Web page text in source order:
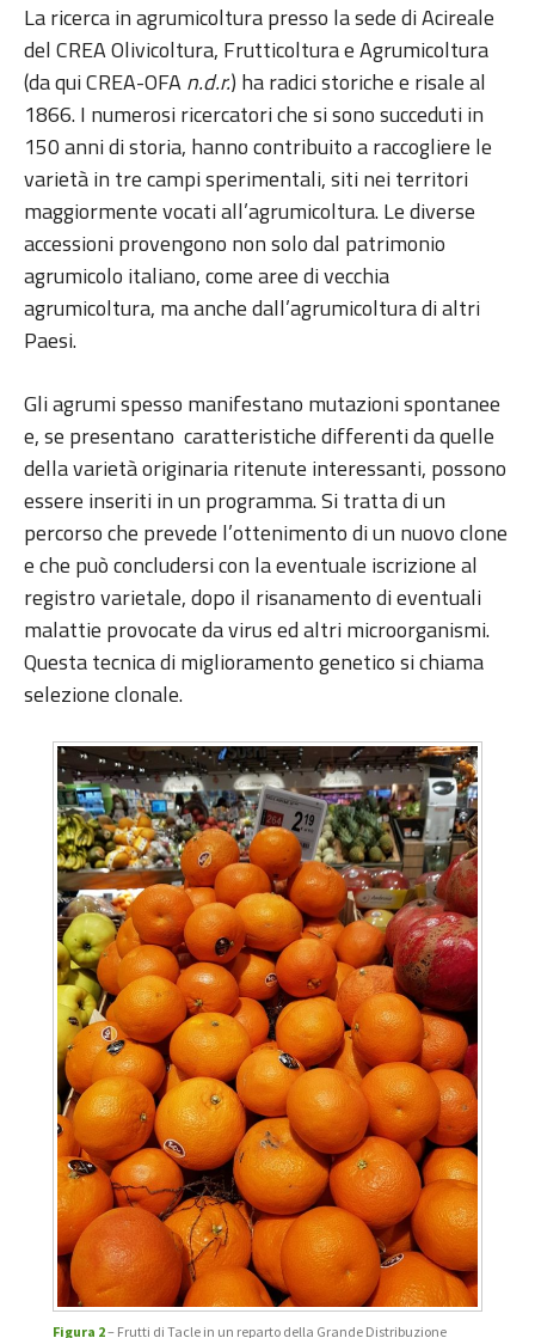
La ricerca in agrumicoltura presso la sede di Acireale
del CREA Olivicoltura, Frutticoltura e Agrumicoltura
(da qui CREA-OFAn.d.r.) ha radici storiche e risale al
1866. I numerosi ricercatori che si sono succeduti in
150 anni di storia, hanno contribuito a raccogliere le
varietà in tre campi sperimentali, siti nei territori
maggiormente vocati all’agrumicoltura. Le diverse
accessioni provengono non solo dal patrimonio
agrumicolo italiano, come aree di vecchia
agrumicoltura, ma anche dall’agrumicoltura di altri
Paesi.
Gli agrumi spesso manifestano mutazioni spontanee
e, se presentano caratteristiche differenti da quelle
della varietà originaria ritenute interessanti, possono
essere inseriti in un programma. Si tratta di un
percorso che prevede l’ottenimento di un nuovo clone
e che può concludersi con la eventuale iscrizione al
registro varietale, dopo il risanamento di eventuali
malattie provocate da virus ed altri microorganismi.
Questa tecnica di miglioramento genetico si chiama
selezione clonale.
Figura 2– Frutti di Tacle in un reparto della Grande Distribuzione